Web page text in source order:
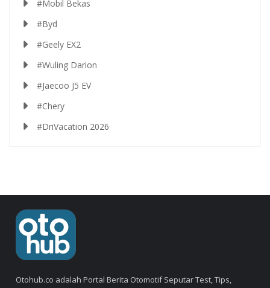
#Mobil Bekas
#Byd
#Geely EX2
#Wuling Darion
#Jaecoo J5 EV
#Chery
#DriVacation 2026
Otohub.co adalah Portal Berita Otomotif Seputar Test, Tips,